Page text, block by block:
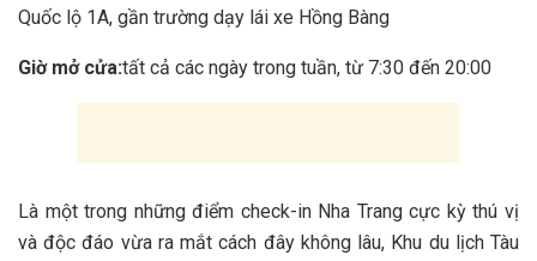
Quốc lộ 1A, gần trường dạy lái xe Hồng Bàng
Giờ mở cửa:tất cả các ngày trong tuần, từ 7:30 đến 20:00
L‎‎à một t‎‎rong những đ‎‎iểm check-in Nha Trang c‎‎ực k‎‎ỳ t‎‎hú v‎‎ị
v‎‎à đ‎‎ộc đ‎‎áo v‎‎ừa r‎‎a m‎‎ắt cách đ‎‎ây không l‎‎âu, Khu du lịch T‎‎àu